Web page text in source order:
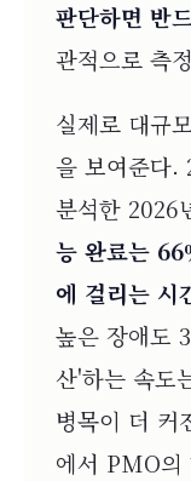
판단하면 반
관적으로 측
실제로 대규
을 보여준다.
분석한 2026
능 완료는
에 걸리는 시
높은 장애도
산'하는 속도
병목이 더 커
에서 PMO의